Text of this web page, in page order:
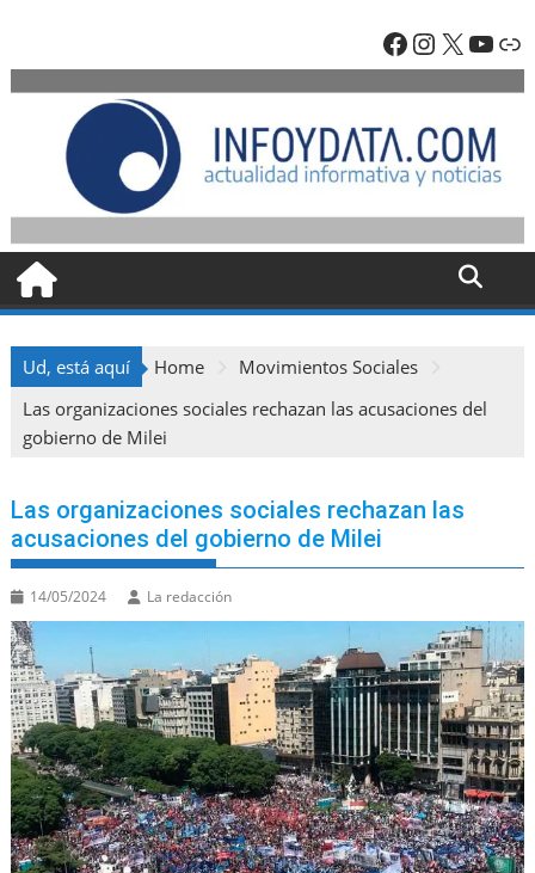
content
Facebook
X
Ud, está aquí Home
Movimientos Sociales
Las organizaciones sociales rechazan las acusaciones del
gobierno de Milei
Las organizaciones sociales rechazan las
acusaciones del gobierno de Milei
14/05/2024 La redacción